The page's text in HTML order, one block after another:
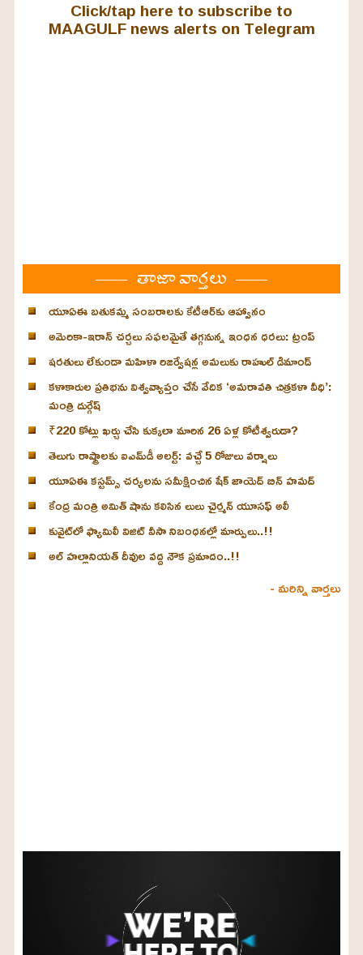
Click/tap here to subscribe to
MAAGULF news alerts on Telegram
తాజా వార్తలు
యూఏఈ బతుకమ్మ సంబరాలకు కేటీఆర్‌కు ఆహ్వానం
అమెరికా-ఇరాన్ చర్చలు సఫలమైతే తగ్గనున్న ఇంధన ధరలు: ట్రంప్
షరతులు లేకుండా మహిళా రిజర్వేషన్ల అమలుకు రాహుల్ డిమాండ్
కళాకారుల ప్రతిభను విశ్వవ్యాప్తం చేసే వేదిక ‘అమరావతి చిత్రకళా వీధి’:
మంత్రి దుర్గేష్
₹220 కోట్లు ఖర్చు చేసి కుక్కలా మారిన 26 ఏళ్ల కోటీశ్వరుడా?
తెలుగు రాష్ట్రాలకు ఐఎమ్‌డీ అలర్ట్: వచ్చే 5 రోజులు వర్షాలు
యూఏఈ కస్టమ్స్ చర్యలను సమీక్షించిన షేక్ జాయెద్ బిన్ హమద్
కేంద్ర మంత్రి అమిత్ షాను కలిసిన లులు చైర్మన్ యూసఫ్ అలీ
కువైట్‌లో ఫ్యామిలీ విజిట్ వీసా నిబంధనల్లో మార్పులు..!!
అల్ హల్లానియత్ దీవుల వద్ద నౌక ప్రమాదం..!!
- మరిన్ని వార్తలు